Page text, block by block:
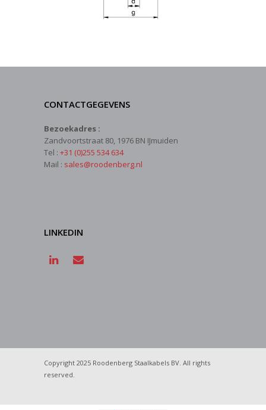
CONTACTGEGEVENS
Bezoekadres :
Zandvoortstraat 80, 1976 BN IJmuiden
Tel : +31 (0)255 534 634
Mail : sales@roodenberg.nl
LINKEDIN
Copyright 2025 Roodenberg Staalkabels BV. All rights
reserved.